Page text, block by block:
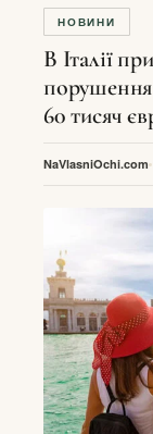
НОВИНИ
В Італії
60 тисяч
NaVlasniOchi.com